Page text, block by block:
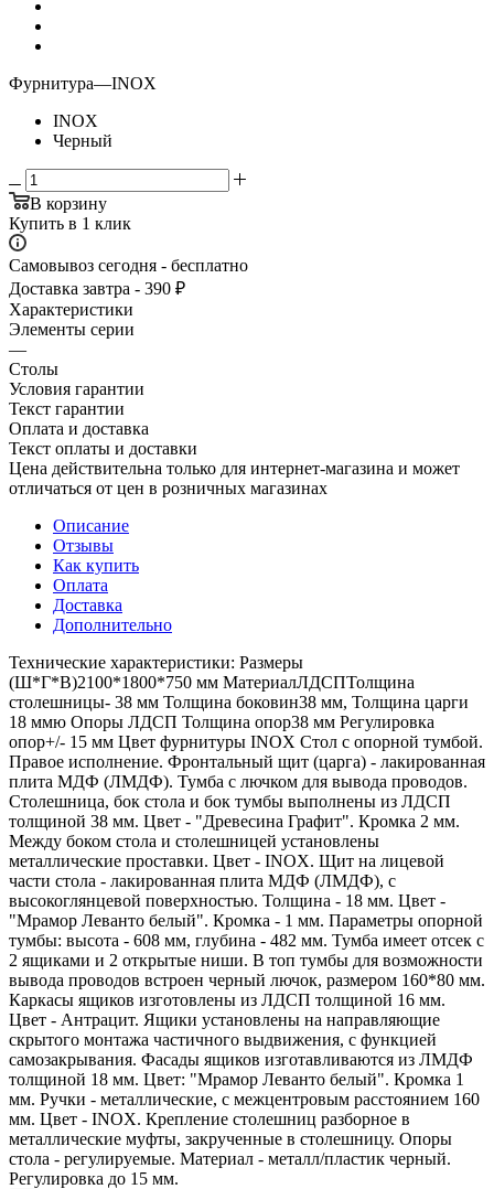
Фурнитура—INOX
INOX
Черный
В корзину
Купить в 1 клик
Самовывоз сегодня - бесплатно
Доставка завтра - 390 ₽
Характеристики
Элементы серии
—
Столы
Условия гарантии
Текст гарантии
Оплата и доставка
Текст оплаты и доставки
Цена действительна только для интернет-магазина и может
отличаться от цен в розничных магазинах
Описание
Отзывы
Как купить
Оплата
Доставка
Дополнительно
Технические характеристики: Размеры
(Ш*Г*В)2100*1800*750 мм МатериалЛДСПТолщина
столешницы- 38 мм Толщина боковин38 мм, Толщина царги
18 ммю Опоры ЛДСП Толщина опор38 мм Регулировка
опор+/- 15 мм Цвет фурнитуры INOX Стол с опорной тумбой.
Правое исполнение. Фронтальный щит (царга) - лакированная
плита МДФ (ЛМДФ). Тумба с лючком для вывода проводов.
Столешница, бок стола и бок тумбы выполнены из ЛДСП
толщиной 38 мм. Цвет - "Древесина Графит". Кромка 2 мм.
Между боком стола и столешницей установлены
металлические проставки. Цвет - INOX. Щит на лицевой
части стола - лакированная плита МДФ (ЛМДФ), с
высокоглянцевой поверхностью. Толщина - 18 мм. Цвет -
"Мрамор Леванто белый". Кромка - 1 мм. Параметры опорной
тумбы: высота - 608 мм, глубина - 482 мм. Тумба имеет отсек с
2 ящиками и 2 открытые ниши. В топ тумбы для возможности
вывода проводов встроен черный лючок, размером 160*80 мм.
Каркасы ящиков изготовлены из ЛДСП толщиной 16 мм.
Цвет - Антрацит. Ящики установлены на направляющие
скрытого монтажа частичного выдвижения, с функцией
самозакрывания. Фасады ящиков изготавливаются из ЛМДФ
толщиной 18 мм. Цвет: "Мрамор Леванто белый". Кромка 1
мм. Ручки - металлические, с межцентровым расстоянием 160
мм. Цвет - INOX. Крепление столешниц разборное в
металлические муфты, закрученные в столешницу. Опоры
стола - регулируемые. Материал - металл/пластик черный.
Регулировка до 15 мм.